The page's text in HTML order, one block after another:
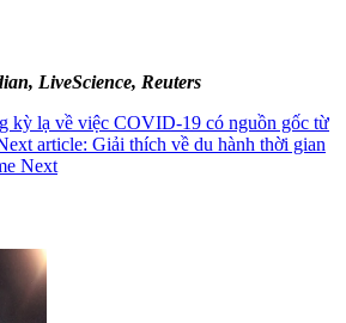
LiveScience, Reuters
kỳ lạ về việc COVID-19 có nguồn gốc từ
article: Giải thích về du hành thời gian
Next